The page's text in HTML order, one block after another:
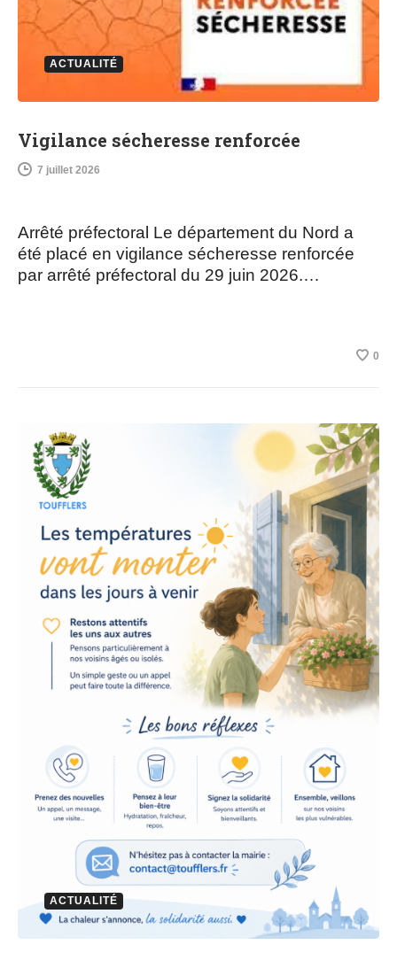
ACTUALITÉ
Vigilance sécheresse renforcée
7 juillet 2026
Arrêté préfectoral Le département du Nord a
été placé en vigilance sécheresse renforcée
par arrêté préfectoral du 29 juin 2026.…
0
ACTUALITÉ